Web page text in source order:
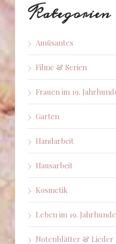
Kategorien
Amüsantes
Filme & Serien
Frauen im 19.
Garten
Handarbeit
Hausarbeit
Kosmetik
Leben im 19.
Notenblätter & Lieder